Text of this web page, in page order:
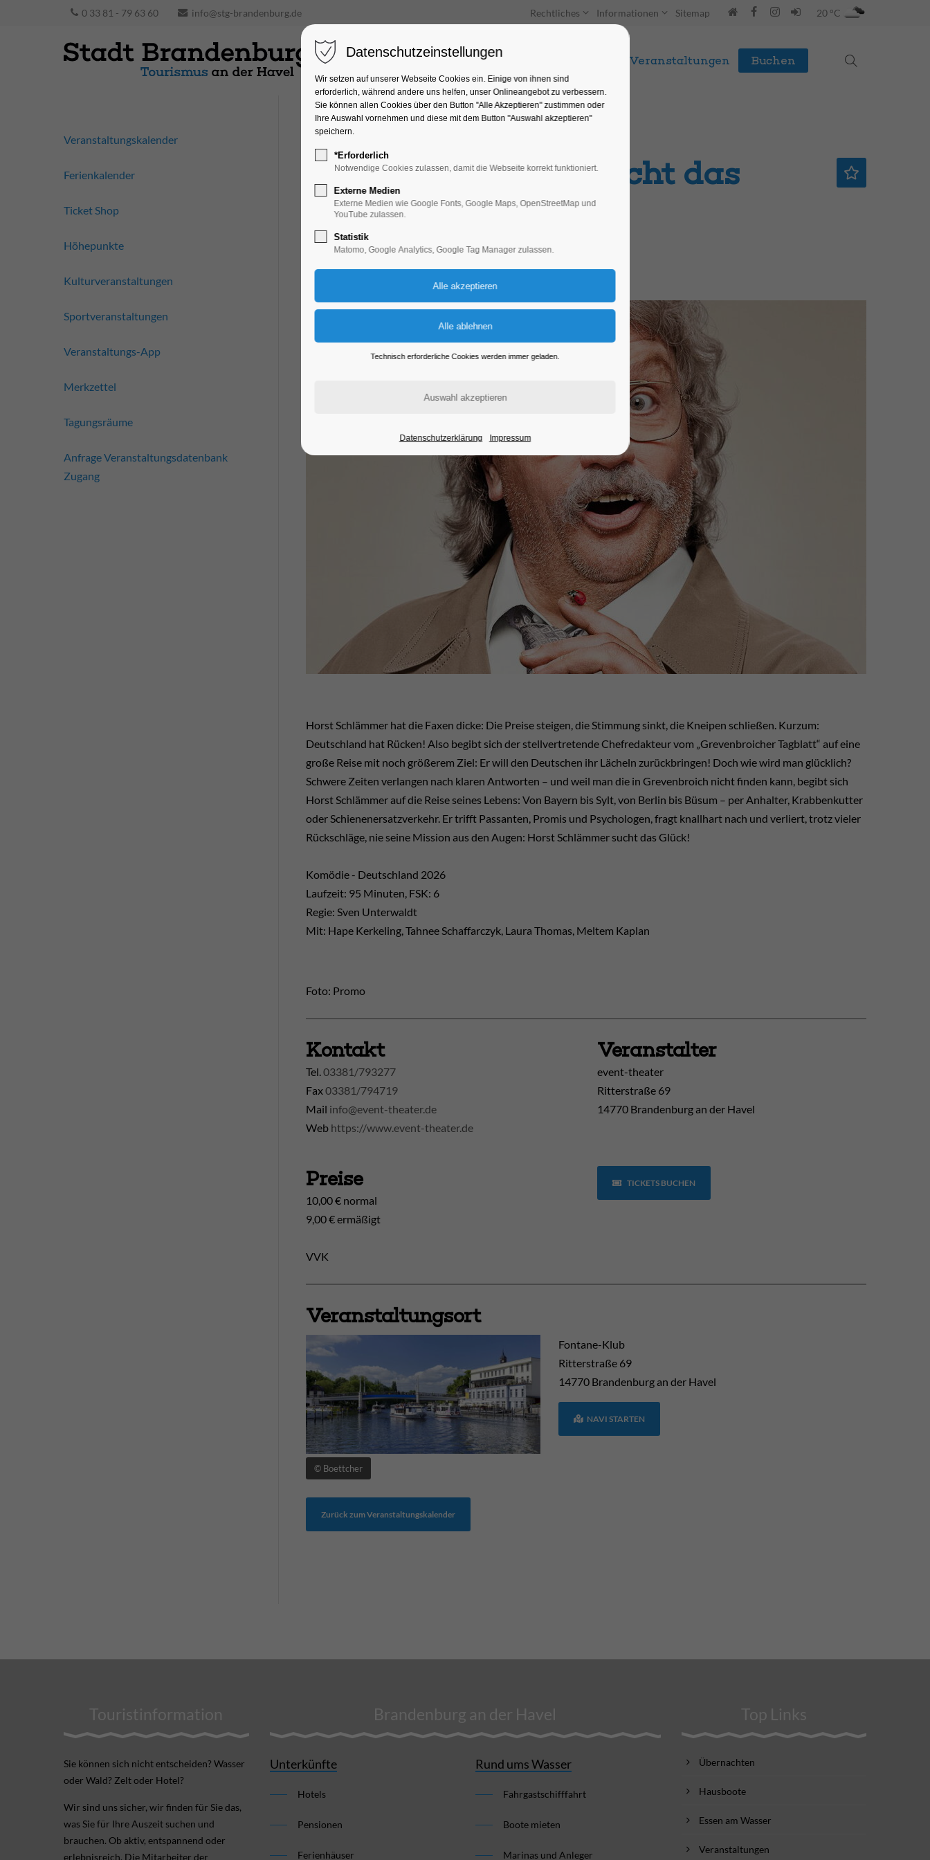
0 33 81 - 79 63 60 info@stg-brandenburg.de Rechtliches Informationen Sitemap 20 °C
Unterkünfte Entdecken & Erleben Veranstaltungen Buchen
Horst Schlämmer sucht das
Glück
Kino
03.05.2026, 17:00–19:00
Horst Schlämmer hat die Faxen dicke: Die Preise steigen, die Stimmung sinkt, die Kneipen schließen. Kurzum:
Deutschland hat Rücken! Also begibt sich der stellvertretende Chefredakteur vom „Grevenbroicher Tagblatt“ auf eine
große Reise mit noch größerem Ziel: Er will den Deutschen ihr Lächeln zurückbringen! Doch wie wird man glücklich?
Schwere Zeiten verlangen nach klaren Antworten – und weil man die in Grevenbroich nicht finden kann, begibt sich
Horst Schlämmer auf die Reise seines Lebens: Von Bayern bis Sylt, von Berlin bis Büsum – per Anhalter, Krabbenkutter
oder Schienenersatzverkehr. Er trifft Passanten, Promis und Psychologen, fragt knallhart nach und verliert, trotz vieler
Rückschläge, nie seine Mission aus den Augen: Horst Schlämmer sucht das Glück!
Komödie - Deutschland 2026
Laufzeit: 95 Minuten, FSK: 6
Regie: Sven Unterwaldt
Mit: Hape Kerkeling, Tahnee Schaffarczyk, Laura Thomas, Meltem Kaplan
Foto: Promo
Kontakt
Tel. 03381/793277
Fax03381/794719
Mail info@event-theater.de
Web https://www.event-theater.de
Veranstalter
event-theater
Ritterstraße 69
14770 Brandenburg an der Havel
Preise
10,00 € normal
9,00 € ermäßigt
VVK
TICKETS BUCHEN
Veranstaltungsort
© Boettcher
Fontane-Klub
Ritterstraße 69
14770 Brandenburg an der Havel
NAVI STARTEN
Zurück zum Veranstaltungskalender
Veranstaltungskalender
Ferienkalender
Ticket Shop
Höhepunkte
Kulturveranstaltungen
Sportveranstaltungen
Veranstaltungs-App
Merkzettel
Tagungsräume
Anfrage Veranstaltungsdatenbank
Zugang
Touristinformation
Sie können sich nicht ent­scheiden? Wasser
oder Wald? Zelt oder Hotel?
Wir sind uns sicher, wir finden für Sie das,
was Sie für Ihre Aus­zeit suchen und
brauchen. Ob aktiv, ent­spannend oder
erlebnis­reich. Die Mitarbeiter der
Brandenburg an der Havel
Unterkünfte
Hotels
Pensionen
Ferienhäuser
Rund ums Wasser
Fahrgastschifffahrt
Boote mieten
Marinas und Anleger
Top Links
Übernachten
Hausboote
Essen am Wasser
Veranstaltungen
Datenschutzeinstellungen
Wir setzen auf unserer Webseite Cookies ein. Einige von ihnen sind
erforderlich, während andere uns helfen, unser Onlineangebot zu verbessern.
Sie können allen Cookies über den Button "Alle Akzeptieren" zustimmen oder
Ihre Auswahl vornehmen und diese mit dem Button "Auswahl akzeptieren"
speichern.
*Erforderlich
Notwendige Cookies zulassen, damit die Webseite korrekt funktioniert.
Externe Medien
Externe Medien wie Google Fonts, Google Maps, OpenStreetMap und
YouTube zulassen.
Statistik
Matomo, Google Analytics, Google Tag Manager zulassen.
Technisch erforderliche Cookies werden immer geladen.
Datenschutzerklärung Impressum